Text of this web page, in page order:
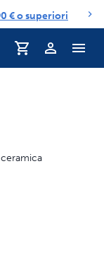
€ o superiori
Profilo